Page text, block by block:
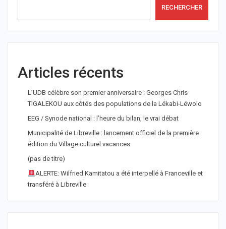
RECHERCHER
Articles récents
L’UDB célèbre son premier anniversaire : Georges Chris
TIGALEKOU aux côtés des populations de la Lékabi-Léwolo
EEG / Synode national : l’heure du bilan, le vrai débat
Municipalité de Libreville : lancement officiel de la première
édition du Village culturel vacances
(pas de titre)
ALERTE: Wilfried Kamitatou a été interpellé à Franceville et
transféré à Libreville